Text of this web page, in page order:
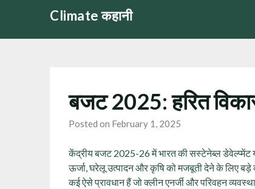
content
Climate कहानी
बजट 2025: हरित
Posted on February 1, 2025
केंद्रीय बजट 2025-26 में भारत की सस्टेनेब्ल डेवेल्प्मेंट
ऊर्जा, घरेलू उत्पादन और कृषि को मजबूती देने के लिए
कई ऐसे प्रावधान हैं जो क्लीन एनर्जी और परिवहन